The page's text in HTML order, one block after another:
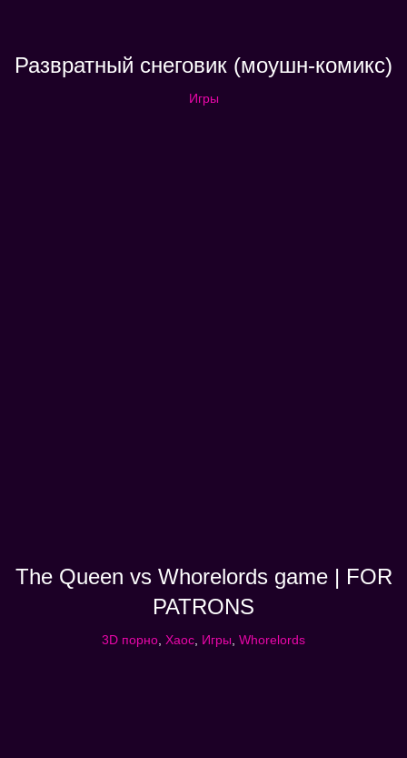
Развратный снеговик (моушн-комикс)
Игры
The Queen vs Whorelords game | FOR
PATRONS
3D порно Хаос Игры Whorelords